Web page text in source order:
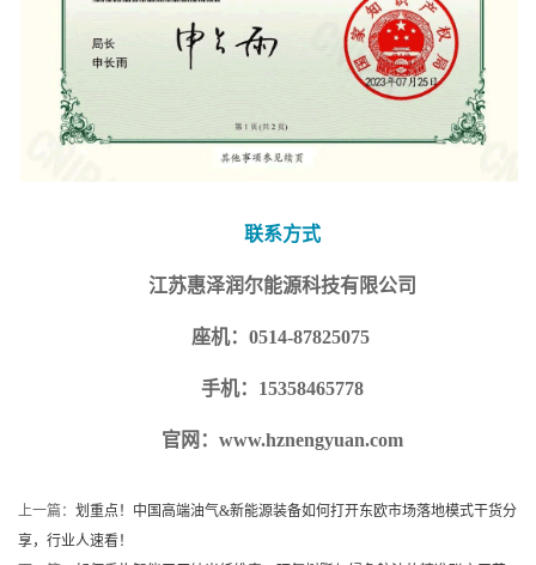
联系方式
江苏惠泽润尔能源科技有限公司
座机：0514-87825075
手机：15358465778
官网：www.hznengyuan.com
上一篇： 划重点！中国高端油气&新能源装备如何打开东欧市场落地模式干货分
享，行业人速看！